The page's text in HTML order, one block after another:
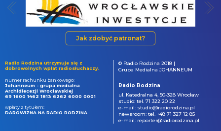
Jak zdobyć patronat?
Radio Rodzina utrzymuje się z
dobrowolnych wpłat radiosłuchaczy.
numer rachunku bankowego:
Johanneum - grupa medialna
Archidiecezji Wrocławskiej
69 1600 1462 1813 6262 6000 0001
wpłaty z tytułem:
DAROWIZNA NA RADIO RODZINA
© Radio Rodzina 2018 |
Grupa Medialna JOHANNEUM
Radio Rodzina
ul. Katedralna 4, 50-328 Wrocław
studio: tel. 71 322 20 22
e-mail: studio@radiorodzina.pl
newsroom: tel. +48 71 327 12 85
e-mail: reporter@radiorodzina.pl